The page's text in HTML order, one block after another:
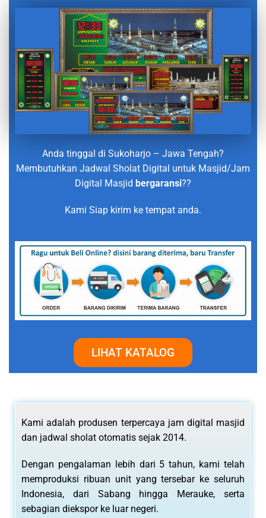
Anda tinggal di Sukoharjo – Jawa Tengah?
Membutuhkan Jadwal Sholat Digital untuk Masjid/Jam
Digital Masjid bergaransi??
Kami Siap kirim ke tempat anda.
LIHAT KATALOG
Kami adalah produsen terpercaya jam digital masjid
dan jadwal sholat otomatis sejak 2014.
Dengan pengalaman lebih dari 5 tahun, kami telah
memproduksi ribuan unit yang tersebar ke seluruh
Indonesia, dari Sabang hingga Merauke, serta
sebagian diekspor ke luar negeri.